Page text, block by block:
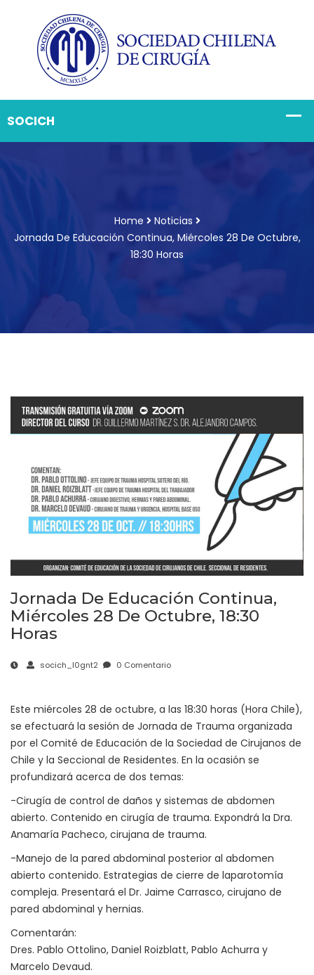
Home
Noticias
Jornada De Educación Continua, Miércoles 28 De Octubre,
18:30 Horas
Jornada De Educación Continua,
Miércoles 28 De Octubre, 18:30
Horas
socich_l0gnt2 0 Comentario
Este miércoles 28 de octubre, a las 18:30 horas (Hora Chile),
se efectuará la sesión de Jornada de Trauma organizada
por el Comité de Educación de la Sociedad de Cirujanos de
Chile y la Seccional de Residentes. En la ocasión se
profundizará acerca de dos temas:
-Cirugía de control de daños y sistemas de abdomen
abierto. Contenido en cirugía de trauma. Expondrá la Dra.
Anamaría Pacheco, cirujana de trauma.
-Manejo de la pared abdominal posterior al abdomen
abierto contenido. Estrategias de cierre de laparotomía
compleja. Presentará el Dr. Jaime Carrasco, cirujano de
pared abdominal y hernias.
Comentarán:
Dres. Pablo Ottolino, Daniel Roizblatt, Pablo Achurra y
Marcelo Devaud.